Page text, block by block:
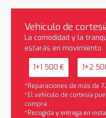
Vehículo de
La comodidad y la
estarás en movimiento
1+1 500 € 1+2
*Reparaciones de más de
*El vehículo de cortesía
compra
*Recogida y entrega en